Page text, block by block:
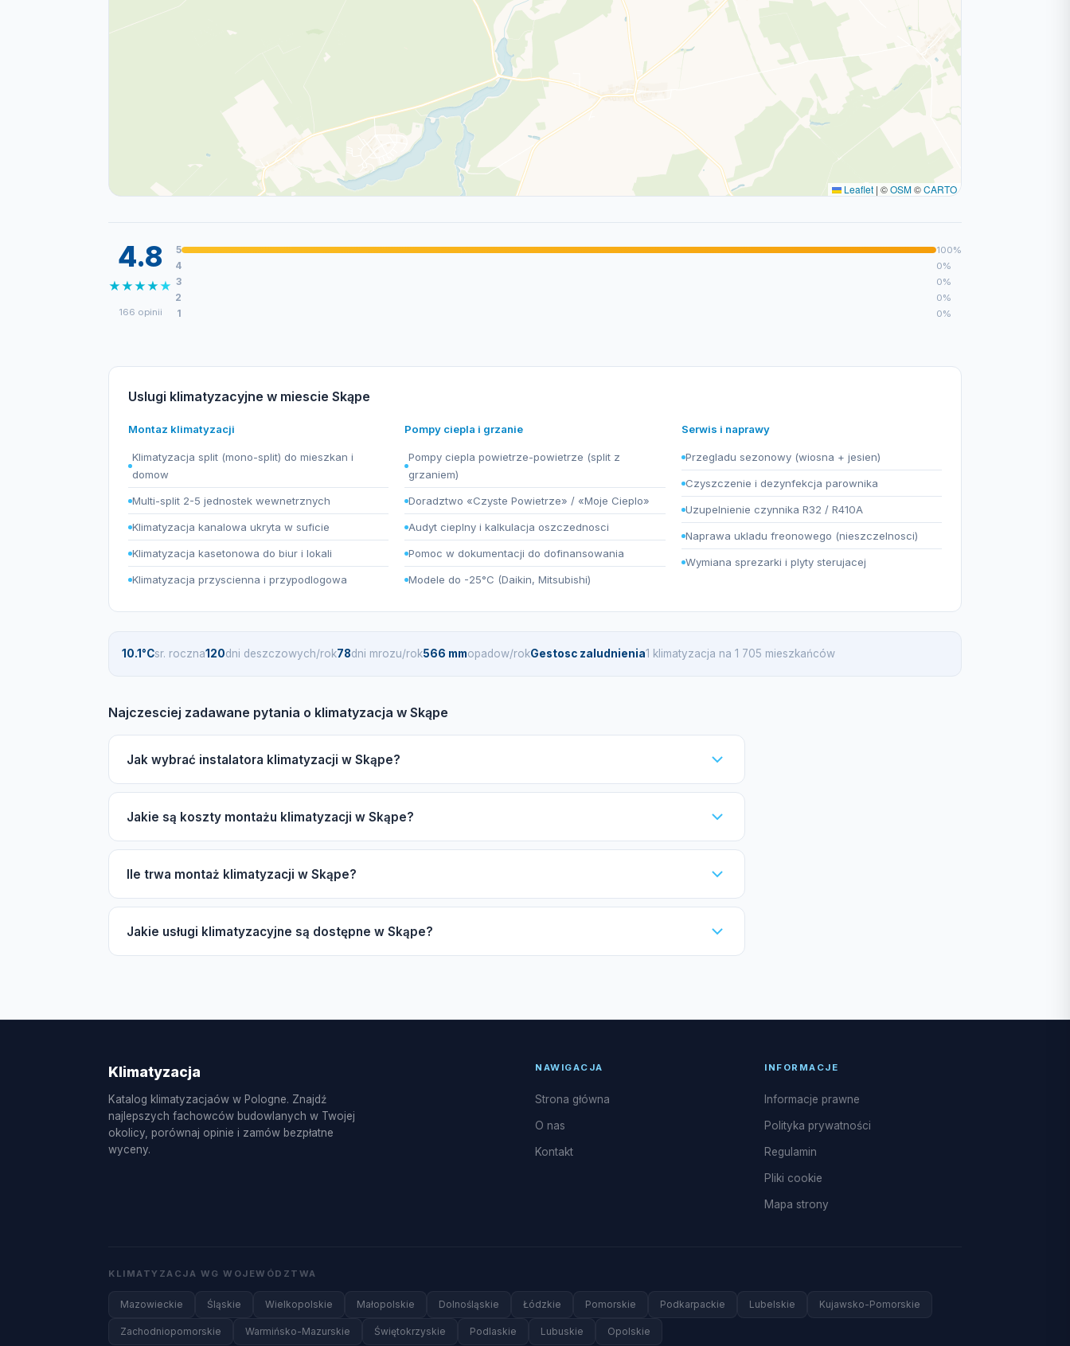
Leaflet | ©OSM©CARTO
4.8
★★★★★
166 opinii
5 100%
4 0%
3 0%
2 0%
1 0%
Uslugi klimatyzacyjne w miescie Skąpe
Montaz klimatyzacji
Klimatyzacja split (mono-split) do mieszkan i
domow
Multi-split 2-5 jednostek wewnetrznych
Klimatyzacja kanalowa ukryta w suficie
Klimatyzacja kasetonowa do biur i lokali
Klimatyzacja przyscienna i przypodlogowa
Pompy ciepla i grzanie
Pompy ciepla powietrze-powietrze (split z
grzaniem)
Doradztwo «Czyste Powietrze» / «Moje Cieplo»
Audyt cieplny i kalkulacja oszczednosci
Pomoc w dokumentacji do dofinansowania
Modele do -25°C (Daikin, Mitsubishi)
Serwis i naprawy
Przegladu sezonowy (wiosna + jesien)
Czyszczenie i dezynfekcja parownika
Uzupelnienie czynnika R32 / R410A
Naprawa ukladu freonowego (nieszczelnosci)
Wymiana sprezarki i plyty sterujacej
10.1°Csr. roczna120dni deszczowych/rok78dni mrozu/rok566 mmopadow/rokGestosc zaludnienia1 klimatyzacja na 1 705 mieszkańców
Najczesciej zadawane pytania o klimatyzacja w Skąpe
Jak wybrać instalatora klimatyzacji w Skąpe?
autoryzacje producentów Daikin, Mitsubishi i Samsung oraz opinie. Nasz katalog pomoże Ci w podjęciu decyzji.
Jakie są koszty montażu klimatyzacji w Skąpe?
(split lub multi-split), marki (ekonomiczna lub premium) oraz długości instalacji miedzianej. Zachęcamy do
Ile trwa montaż klimatyzacji w Skąpe?
trwać od 1 do 3 dni. W sezonie wiosna-lato czas oczekiwania może się wydłużyć.
Jakie usługi klimatyzacyjne są dostępne w Skąpe?
oraz uzupełnianie czynnika R32.
Klimatyzacja
Katalog klimatyzacjaów w Pologne. Znajdź
najlepszych fachowców budowlanych w Twojej
okolicy, porównaj opinie i zamów bezpłatne
wyceny.
NAWIGACJA
Strona główna
O nas
Kontakt
INFORMACJE
Informacje prawne
Polityka prywatności
Regulamin
Pliki cookie
Mapa strony
KLIMATYZACJA WG WOJEWÓDZTWA
Mazowieckie Śląskie Wielkopolskie Małopolskie Dolnośląskie Łódzkie Pomorskie Podkarpackie Lubelskie Kujawsko-Pomorskie
Zachodniopomorskie Warmińsko-Mazurskie Świętokrzyskie Podlaskie Lubuskie Opolskie